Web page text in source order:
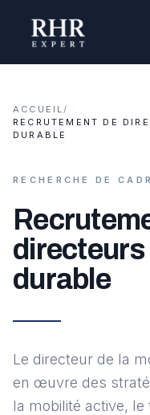
ACCUEIL/
RECRUTEMENT DE
DURABLE
RECHERCHE DE
directeurs
durable
Le directeur de la
en œuvre des
la mobilité active,